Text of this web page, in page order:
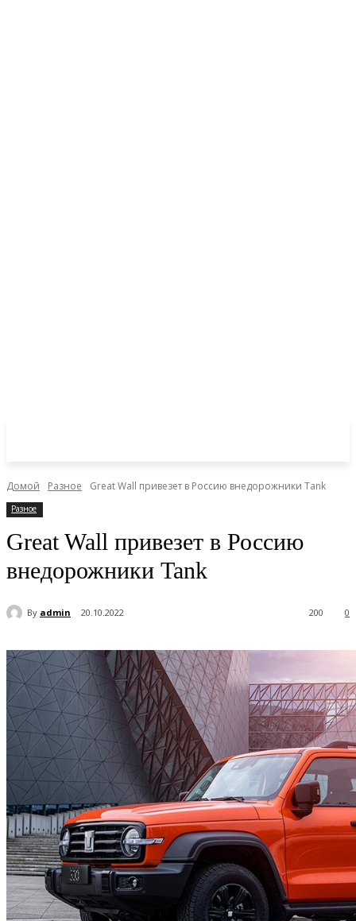
Домой Разное Great Wall привезет в Россию внедорожники Tank
Разное
Great Wall привезет в Россию
внедорожники Tank
By admin 20.10.2022 0
200